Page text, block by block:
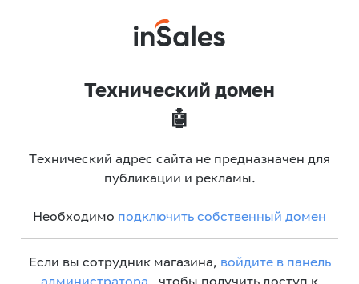
Технический домен
🤖
Технический адрес сайта не предназначен для
публикации и рекламы.
Необходимо подключить собственный домен
Если вы сотрудник магазина, войдите в панель
администратора , чтобы получить доступ к